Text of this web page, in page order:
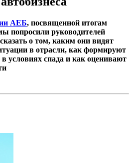
АЕБ, посвященной итогам
попросили руководителей
о том, каким они видят
в отрасли, как формируют
условиях спада и как оценивают